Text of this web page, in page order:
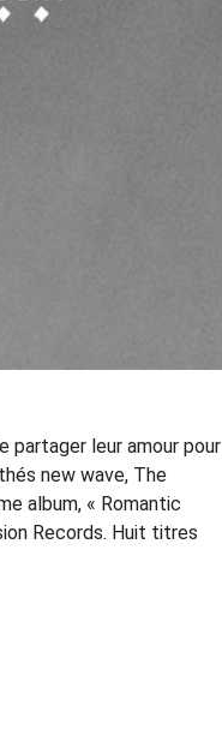
partager leur amour pour
new wave, The
album, « Romantic
Records. Huit titres